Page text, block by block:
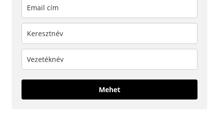
Mehet